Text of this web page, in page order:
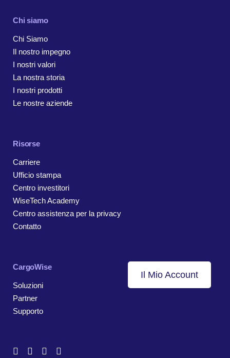
Chi siamo
Chi Siamo
Il nostro impegno
I nostri valori
La nostra storia
I nostri prodotti
Le nostre aziende
Risorse
Carriere
Ufficio stampa
Centro investitori
WiseTech Academy
Centro assistenza per la privacy
Contatto
CargoWise
Soluzioni
Partner
Supporto
Il Mio Account